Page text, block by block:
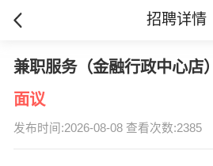
招聘详情
兼职服务（金融行政中心店）
面议
发布时间:2026-08-08 查看次数:2385